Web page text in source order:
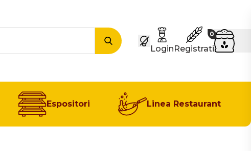
Cerca LoginRegistrati
0
Espositori Linea Restaurant